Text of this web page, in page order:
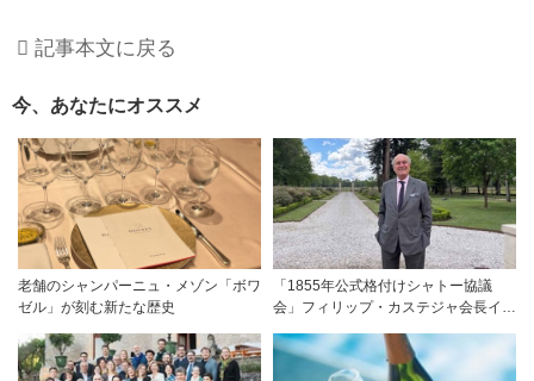
記事本文に戻る
今、あなたにオススメ
老舗のシャンパーニュ・メゾン「ボワ
ゼル」が刻む新たな歴史
「1855年公式格付けシャトー協議
会」フィリップ・カステジャ会長イン
1855年格付け、170年目の再評価